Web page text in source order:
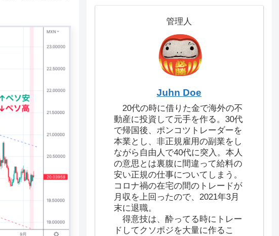
管理人
Juhn Doe
20代の時に借りた金で海外の不
動産に投資して元手を作る。30代
で帰国後、ポンコツトレーダーを
本業とし、非正規雇用の副業をし
ながら自由人で40代に突入。本人
の意思とは裏腹に間違って給料の
安い正規の仕事についてしまう。
コロナ禍の在宅の間のトレードが
月収を上回ったので、2021年3月
末に退職。
得意技は、酔ってる時にトレー
ドしてクソポジを大量に作るこ